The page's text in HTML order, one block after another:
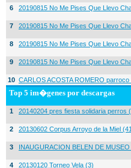
6 20190815 No Me Pises Que Llevo
7 20190815 No Me Pises Que Llevo
8 20190815 No Me Pises Que Llevo
9 20190815 No Me Pises Que Llevo
10 CARLOS ACOSTA ROMERO
Top 5 im�genes por descargas
1 20140204 pres fiesta solidaria perros
2 20130602 Corpus Arroyo de la Miel
3 INAUGURACION BELEN DE
4 20130120 Torneo Vela (3)